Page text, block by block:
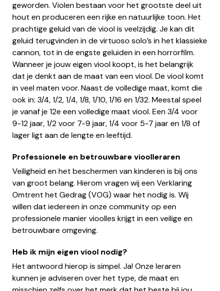
geworden. Violen bestaan voor het grootste deel uit
hout en produceren een rijke en natuurlijke toon. Het
prachtige geluid van de viool is veelzijdig. Je kan dit
geluid terugvinden in de virtuoso solo’s in het klassieke
cannon, tot in de engste geluiden in een horrorfilm.
Wanneer je jouw eigen viool koopt, is het belangrijk
dat je denkt aan de maat van een viool. De viool komt
in veel maten voor. Naast de volledige maat, komt die
ook in: 3/4, 1/2, 1/4, 1/8, 1/10, 1/16 en 1/32. Meestal speel
je vanaf je 12e een volledige maat viool. Een 3/4 voor
9-12 jaar, 1/2 voor 7-9 jaar, 1/4 voor 5-7 jaar en 1/8 of
lager ligt aan de lengte en leeftijd.
Professionele en betrouwbare vioolleraren
Veiligheid en het beschermen van kinderen is bij ons
van groot belang. Hierom vragen wij een Verklaring
Omtrent het Gedrag (VOG) waar het nodig is. Wij
willen dat iedereen in onze community op een
professionele manier vioolles krijgt in een veilige en
betrouwbare omgeving.
Heb ik mijn eigen viool nodig?
Het antwoord hierop is simpel. Ja! Onze leraren
kunnen je adviseren over het type, de maat en